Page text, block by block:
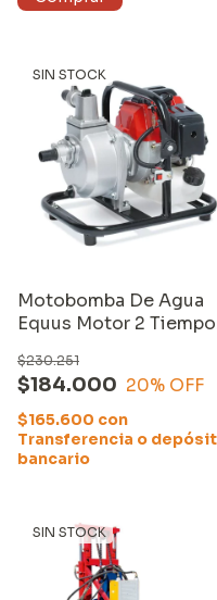
SIN STOCK
Motobomba De Agua
Equus Motor 2
$184.000
$230.251
20% OFF
$165.600 con
Transferencia o
bancario
SIN STOCK